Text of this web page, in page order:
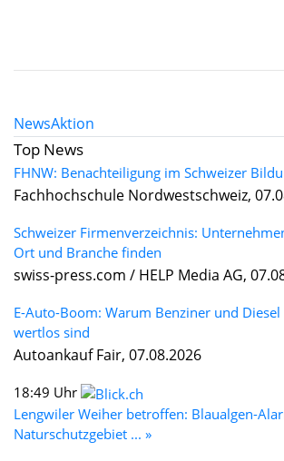
NewsAktion
Top News
FHNW: Benachteiligung im Schweizer
Fachhochschule Nordwestschweiz,
Schweizer Firmenverzeichnis:
Ort und Branche finden
swiss-press.com / HELP Media AG,
E-Auto-Boom: Warum Benziner und
wertlos sind
Autoankauf Fair, 07.08.2026
18:49 Uhr
Lengwiler Weiher betroffen: Blaualgen-
Naturschutzgebiet ... »